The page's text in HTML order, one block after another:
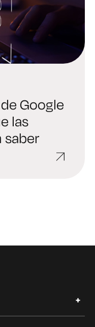
Google
las
saber
un
SSL